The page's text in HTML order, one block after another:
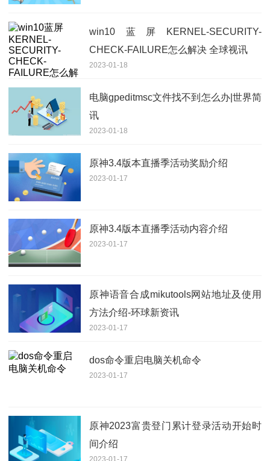
win10蓝屏KERNEL-SECURITY-
CHECK-FAILURE怎么解决 全球视讯
2023-01-18
电脑gpeditmsc文件找不到怎么办|世界简
讯
2023-01-18
原神3.4版本直播季活动奖励介绍
2023-01-17
原神3.4版本直播季活动内容介绍
2023-01-17
原神语音合成mikutools网站地址及使用
方法介绍-环球新资讯
2023-01-17
dos命令重启电脑关机命令
2023-01-17
原神2023富贵登门累计登录活动开始时
间介绍
2023-01-17